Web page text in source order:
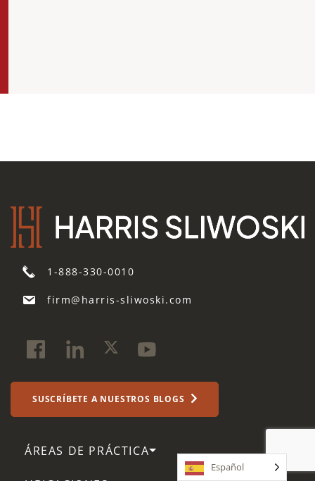
1-888-330-0010
firm@harris-sliwoski.com
SUSCRÍBETE A NUESTROS BLOGS
ÁREAS DE PRÁCTICA
Español